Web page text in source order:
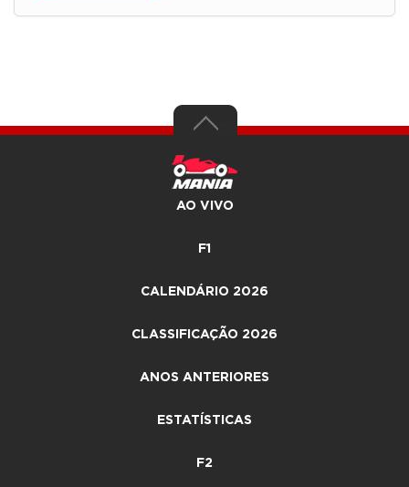
AO VIVO
F1
CALENDÁRIO 2026
CLASSIFICAÇÃO 2026
ANOS ANTERIORES
ESTATÍSTICAS
F2